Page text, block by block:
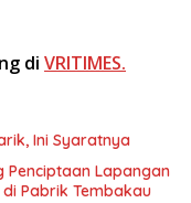
di VRITIMES.
Ini Syaratnya
Penciptaan Lapangan
di Pabrik Tembakau